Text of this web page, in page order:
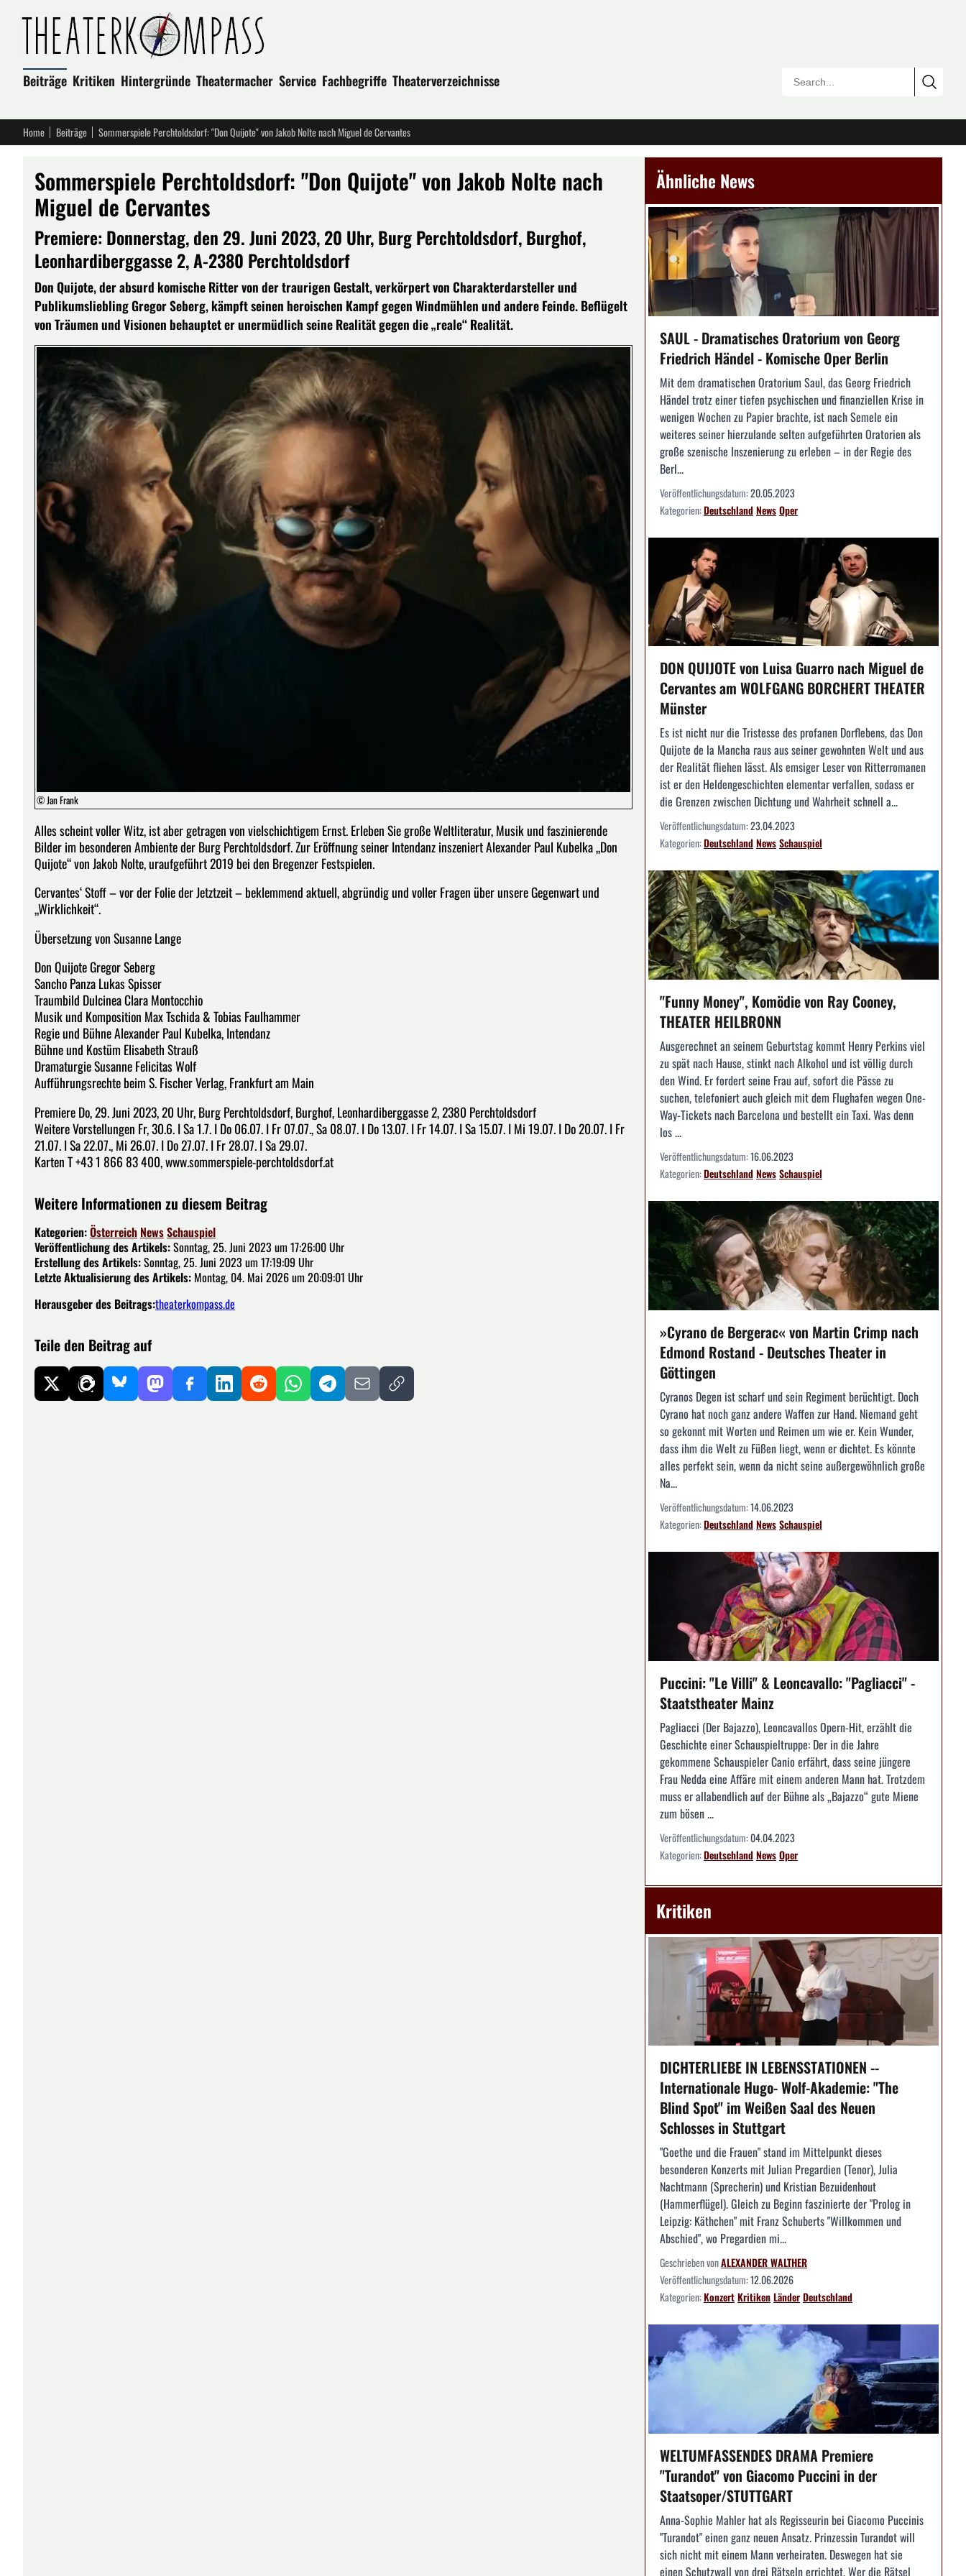
Beiträge Kritiken Hintergründe Theatermacher Service Fachbegriffe Theaterverzeichnisse
Home Beiträge Sommerspiele Perchtoldsdorf: "Don Quijote" von Jakob Nolte nach Miguel de Cervantes
Sommerspiele Perchtoldsdorf: "Don Quijote" von Jakob Nolte nach
Miguel de Cervantes
Premiere: Donnerstag, den 29. Juni 2023, 20 Uhr, Burg Perchtoldsdorf, Burghof,
Leonhardiberggasse 2, A-2380 Perchtoldsdorf
Don Quijote, der absurd komische Ritter von der traurigen Gestalt, verkörpert von Charakterdarsteller und
Publikumsliebling Gregor Seberg, kämpft seinen heroischen Kampf gegen Windmühlen und andere Feinde. Beflügelt
von Träumen und Visionen behauptet er unermüdlich seine Realität gegen die „reale“ Realität.
© Jan Frank
Alles scheint voller Witz, ist aber getragen von vielschichtigem Ernst. Erleben Sie große Weltliteratur, Musik und faszinierende
Bilder im besonderen Ambiente der Burg Perchtoldsdorf. Zur Eröffnung seiner Intendanz inszeniert Alexander Paul Kubelka „Don
Quijote“ von Jakob Nolte, uraufgeführt 2019 bei den Bregenzer Festspielen.
Cervantes‘ Stoff – vor der Folie der Jetztzeit – beklemmend aktuell, abgründig und voller Fragen über unsere Gegenwart und
„Wirklichkeit“.
Übersetzung von Susanne Lange
Don Quijote Gregor Seberg
Sancho Panza Lukas Spisser
Traumbild Dulcinea Clara Montocchio
Musik und Komposition Max Tschida & Tobias Faulhammer
Regie und Bühne Alexander Paul Kubelka, Intendanz
Bühne und Kostüm Elisabeth Strauß
Dramaturgie Susanne Felicitas Wolf
Aufführungsrechte beim S. Fischer Verlag, Frankfurt am Main
Premiere Do, 29. Juni 2023, 20 Uhr, Burg Perchtoldsdorf, Burghof, Leonhardiberggasse 2, 2380 Perchtoldsdorf
Weitere Vorstellungen Fr, 30.6. I Sa 1.7. I Do 06.07. I Fr 07.07., Sa 08.07. I Do 13.07. I Fr 14.07. I Sa 15.07. I Mi 19.07. I Do 20.07. I Fr
21.07. I Sa 22.07., Mi 26.07. I Do 27.07. I Fr 28.07. I Sa 29.07.
Karten T +43 1 866 83 400, www.sommerspiele-perchtoldsdorf.at
Weitere Informationen zu diesem Beitrag
Kategorien:Österreich NewsSchauspiel
Veröffentlichung des Artikels:Sonntag, 25. Juni 2023 um 17:26:00 Uhr
Erstellung des Artikels:Sonntag, 25. Juni 2023 um 17:19:09 Uhr
Letzte Aktualisierung des Artikels: Montag, 04. Mai 2026 um 20:09:01 Uhr
Herausgeber des Beitrags:theaterkompass.de
Teile den Beitrag auf
Ähnliche News
SAUL - Dramatisches Oratorium von Georg
Friedrich Händel - Komische Oper Berlin
Mit dem dramatischen Oratorium Saul, das Georg Friedrich
Händel trotz einer tiefen psychischen und finanziellen Krise in
wenigen Wochen zu Papier brachte, ist nach Semele ein
weiteres seiner hierzulande selten aufgeführten Oratorien als
große szenische Inszenierung zu erleben – in der Regie des
Berl...
Veröffentlichungsdatum:20.05.2023
Kategorien:DeutschlandNewsOper
DON QUIJOTE von Luisa Guarro nach Miguel de
Cervantes am WOLFGANG BORCHERT THEATER
Münster
Es ist nicht nur die Tristesse des profanen Dorflebens, das Don
Quijote de la Mancha raus aus seiner gewohnten Welt und aus
der Realität fliehen lässt. Als emsiger Leser von Ritterromanen
ist er den Heldengeschichten elementar verfallen, sodass er
die Grenzen zwischen Dichtung und Wahrheit schnell a...
Veröffentlichungsdatum:23.04.2023
Kategorien:DeutschlandNewsSchauspiel
"Funny Money", Komödie von Ray Cooney,
THEATER HEILBRONN
Ausgerechnet an seinem Geburtstag kommt Henry Perkins viel
zu spät nach Hause, stinkt nach Alkohol und ist völlig durch
den Wind. Er fordert seine Frau auf, sofort die Pässe zu
suchen, telefoniert auch gleich mit dem Flughafen wegen One-
Way-Tickets nach Barcelona und bestellt ein Taxi. Was denn
los ...
Veröffentlichungsdatum:16.06.2023
Kategorien:DeutschlandNewsSchauspiel
»Cyrano de Bergerac« von Martin Crimp nach
Edmond Rostand - Deutsches Theater in
Göttingen
Cyranos Degen ist scharf und sein Regiment berüchtigt. Doch
Cyrano hat noch ganz andere Waffen zur Hand. Niemand geht
so gekonnt mit Worten und Reimen um wie er. Kein Wunder,
dass ihm die Welt zu Füßen liegt, wenn er dichtet. Es könnte
alles perfekt sein, wenn da nicht seine außergewöhnlich große
Na...
Veröffentlichungsdatum:14.06.2023
Kategorien:DeutschlandNewsSchauspiel
Puccini: "Le Villi" & Leoncavallo: "Pagliacci" -
Staatstheater Mainz
Pagliacci (Der Bajazzo), Leoncavallos Opern-Hit, erzählt die
Geschichte einer Schauspieltruppe: Der in die Jahre
gekommene Schauspieler Canio erfährt, dass seine jüngere
Frau Nedda eine Affäre mit einem anderen Mann hat. Trotzdem
muss er allabendlich auf der Bühne als „Bajazzo“ gute Miene
zum bösen ...
Veröffentlichungsdatum:04.04.2023
Kategorien:DeutschlandNewsOper
Kritiken
DICHTERLIEBE IN LEBENSSTATIONEN --
Internationale Hugo- Wolf-Akademie: "The
Blind Spot" im Weißen Saal des Neuen
Schlosses in Stuttgart
"Goethe und die Frauen" stand im Mittelpunkt dieses
besonderen Konzerts mit Julian Pregardien (Tenor), Julia
Nachtmann (Sprecherin) und Kristian Bezuidenhout
(Hammerflügel). Gleich zu Beginn faszinierte der "Prolog in
Leipzig: Käthchen" mit Franz Schuberts "Willkommen und
Abschied", wo Pregardien mi...
Geschrieben vonALEXANDER WALTHER
Veröffentlichungsdatum:12.06.2026
Kategorien:KonzertKritikenLänderDeutschland
WELTUMFASSENDES DRAMA Premiere
"Turandot" von Giacomo Puccini in der
Staatsoper/STUTTGART
Anna-Sophie Mahler hat als Regisseurin bei Giacomo Puccinis
"Turandot" einen ganz neuen Ansatz. Prinzessin Turandot will
sich nicht mit einem Mann verheiraten. Deswegen hat sie
einen Schutzwall von drei Rätseln errichtet. Wer die Rätsel